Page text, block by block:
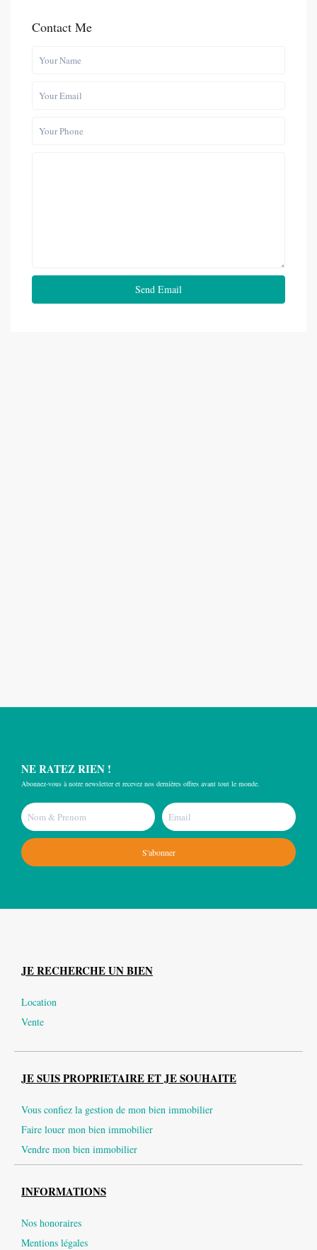
Contact Me
NE RATEZ RIEN !
Abonnez-vous à notre newsletter et recevez nos dernières offres avant tout le monde.
S'abonner
JE RECHERCHE UN BIEN
Location
Vente
JE SUIS PROPRIETAIRE ET JE SOUHAITE
Vous confiez la gestion de mon bien immobilier
Faire louer mon bien immobilier
Vendre mon bien immobilier
INFORMATIONS
Nos honoraires
Mentions légales